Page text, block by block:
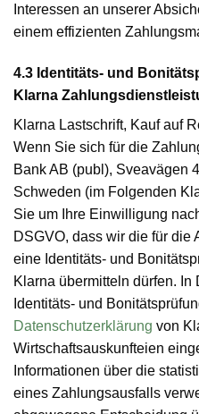
Interessen an unserer
einem effizienten
4.3 Identitäts- und
Klarna
Klarna Lastschrift, Kauf auf
Wenn Sie sich für die
Bank AB (publ), Sveavägen
Schweden (im Folgenden
Sie um Ihre Einwilligung
DSGVO, dass wir die für die
eine Identitäts- und
Klarna übermitteln dürfen.
Identitäts- und
Datenschutzerklärung von
Wirtschaftsauskunfteien
Informationen über die
eines Zahlungsausfalls